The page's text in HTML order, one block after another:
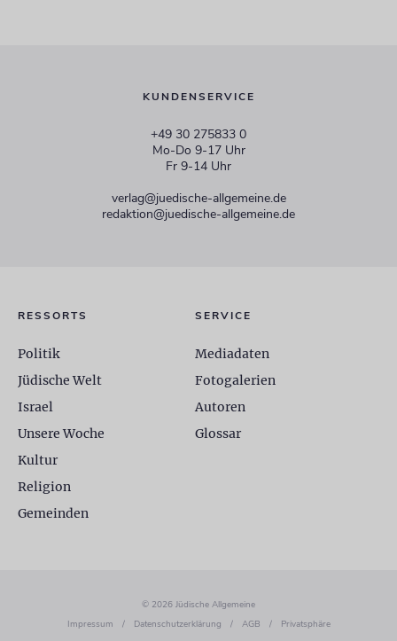
KUNDENSERVICE
+49 30 275833 0
Mo-Do 9-17 Uhr
Fr 9-14 Uhr
verlag@juedische-allgemeine.de
redaktion@juedische-allgemeine.de
RESSORTS
Politik
Jüdische Welt
Israel
Unsere Woche
Kultur
Religion
Gemeinden
SERVICE
Mediadaten
Fotogalerien
Autoren
Glossar
© 2026 Jüdische Allgemeine
Impressum
/ Datenschutzerklärung / AGB / Privatsphäre